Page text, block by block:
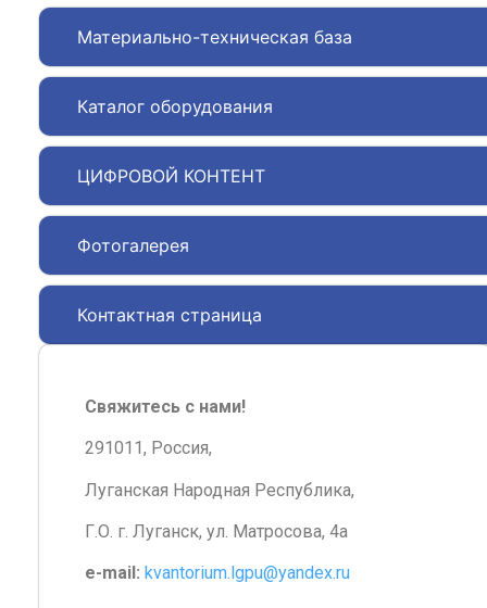
Материально-техническая база
Каталог оборудования
ЦИФРОВОЙ КОНТЕНТ
Фотогалерея
Контактная страница
Свяжитесь с нами!
291011, Россия,
Луганская Народная Республика,
Г.О. г. Луганск, ул. Матросова, 4а
e-mail: kvantorium.lgpu@yandex.ru